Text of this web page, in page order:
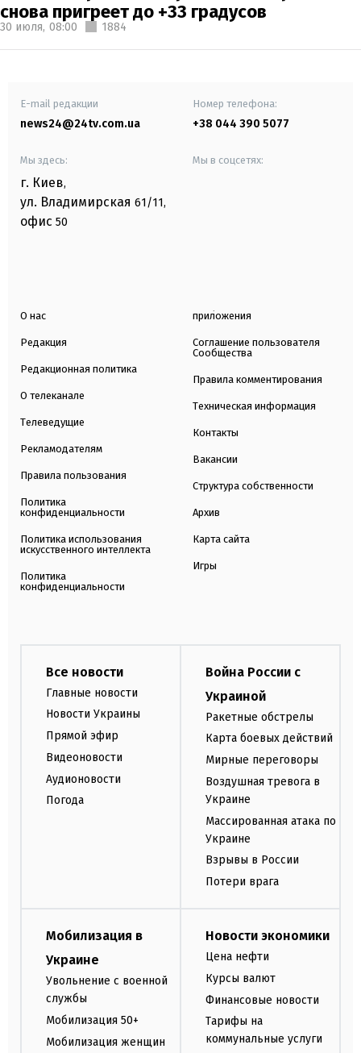
снова пригреет до +33 градусов
30 июля, 08:00 1884
E-mail редакции
news24@24tv.com.ua
Номер телефона:
+38 044 390 5077
Мы здесь:
г. Киев,
ул. Владимирская 61/11,
офис 50
Мы в соцсетях:
О нас
Редакция
Редакционная политика
О телеканале
Телеведущие
Рекламодателям
Правила пользования
Политика
конфиденциальности
Политика использования
искусственного интеллекта
Политика
конфиденциальности
приложения
Соглашение пользователя
Сообщества
Правила комментирования
Техническая информация
Контакты
Вакансии
Структура собственности
Архив
Карта сайта
Игры
Все новости
Главные новости
Новости Украины
Прямой эфир
Видеоновости
Аудионовости
Погода
Война России с
Украиной
Ракетные обстрелы
Карта боевых действий
Мирные переговоры
Воздушная тревога в
Украине
Массированная атака по
Украине
Взрывы в России
Потери врага
Мобилизация в
Украине
Увольнение с военной
службы
Мобилизация 50+
Мобилизация женщин
Новости экономики
Цена нефти
Курсы валют
Финансовые новости
Тарифы на
коммунальные услуги